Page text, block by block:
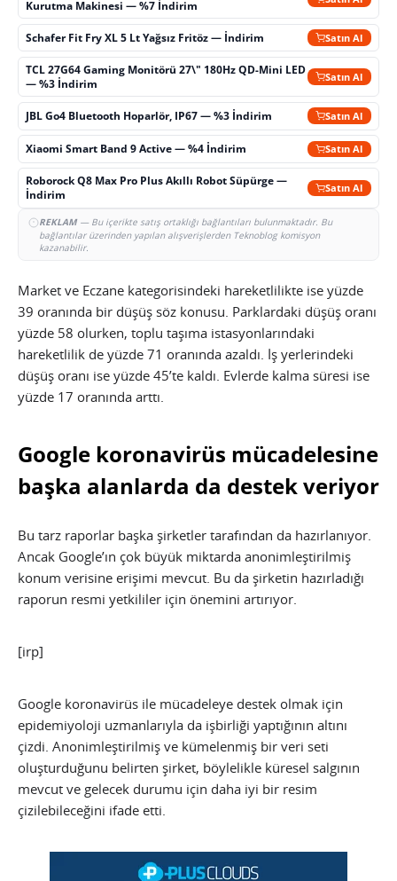
Kurutma Makinesi — %7 İndirim
Schafer Fit Fry XL 5 Lt Yağsız Fritöz — İndirim Satın Al
TCL 27G64 Gaming Monitörü 27\" 180Hz QD-Mini LED
— %3 İndirim
Satın Al
JBL Go4 Bluetooth Hoparlör, IP67 — %3 İndirim Satın Al
Xiaomi Smart Band 9 Active — %4 İndirim Satın Al
Roborock Q8 Max Pro Plus Akıllı Robot Süpürge —
İndirim
Satın Al
REKLAM— Bu içerikte satış ortaklığı bağlantıları bulunmaktadır. Bu
bağlantılar üzerinden yapılan alışverişlerden Teknoblog komisyon
kazanabilir.
Market ve Eczane kategorisindeki hareketlilikte ise yüzde
39 oranında bir düşüş söz konusu. Parklardaki düşüş oranı
yüzde 58 olurken, toplu taşıma istasyonlarındaki
hareketlilik de yüzde 71 oranında azaldı. İş yerlerindeki
düşüş oranı ise yüzde 45’te kaldı. Evlerde kalma süresi ise
yüzde 17 oranında arttı.
Google koronavirüs mücadelesine
başka alanlarda da destek veriyor
Bu tarz raporlar başka şirketler tarafından da hazırlanıyor.
Ancak Google’ın çok büyük miktarda anonimleştirilmiş
konum verisine erişimi mevcut. Bu da şirketin hazırladığı
raporun resmi yetkililer için önemini artırıyor.
[irp]
Google koronavirüs ile mücadeleye destek olmak için
epidemiyoloji uzmanlarıyla da işbirliği yaptığının altını
çizdi. Anonimleştirilmiş ve kümelenmiş bir veri seti
oluşturduğunu belirten şirket, böylelikle küresel salgının
mevcut ve gelecek durumu için daha iyi bir resim
çizilebileceğini ifade etti.